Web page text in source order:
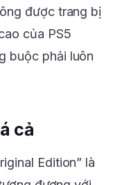
được trang bị
của PS5
buộc phải luôn
cả
Edition” là